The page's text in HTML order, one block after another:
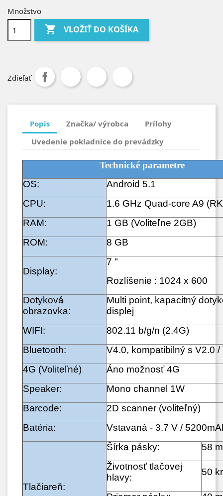
Množstvo
 VLOŽIŤ DO KOŠÍKA
Zdieľať
Popis Značka/ výrobca
Prílohy
Uvedenie pokladnice do prevádzky
Technické parametre
OS:
Android 5.1
CPU:
1.6 GHz Quad-core A9
RAM:
1 GB (Voliteľne 2GB)
ROM:
8 GB
Display:
7 "
Rozlíšenie : 1024 x 600
Dotyková
obrazovka:
Multi point, kapacitný
displej
WIFI:
802.11 b/g/n (2.4G)
Bluetooth:
V4.0, kompatibilný s V2.0 /
4G (Voliteľné)
Áno možnosť 4G
Speaker:
Mono channel 1W
Barcode:
2D scanner (voliteľný)
Batéria:
Vstavaná - 3.7 V /
Tlačiareň:
Šírka pásky:
58
Životnosť tlačovej
hlavy:
50